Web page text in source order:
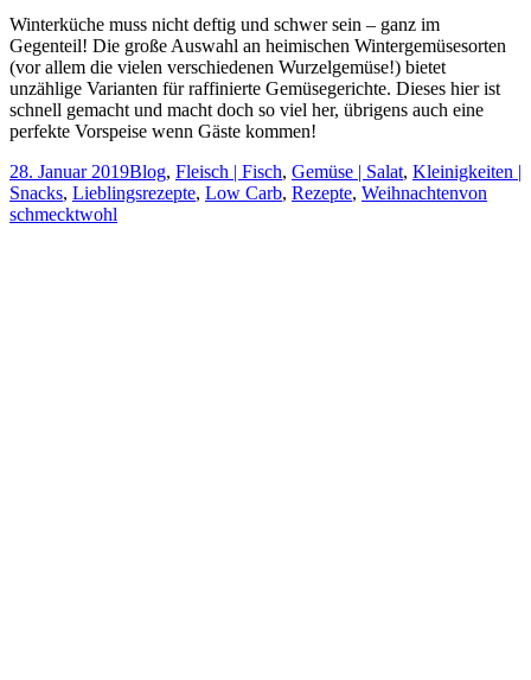
Winterküche muss nicht deftig und schwer sein – ganz im
Gegenteil! Die große Auswahl an heimischen Wintergemüsesorten
(vor allem die vielen verschiedenen Wurzelgemüse!) bietet
unzählige Varianten für raffinierte Gemüsegerichte. Dieses hier ist
schnell gemacht und macht doch so viel her, übrigens auch eine
perfekte Vorspeise wenn Gäste kommen!
28. Januar 2019Blog, Fleisch | Fisch, Gemüse | Salat, Kleinigkeiten |
Snacks, Lieblingsrezepte, Low Carb, Rezepte, Weihnachtenvon
schmecktwohl